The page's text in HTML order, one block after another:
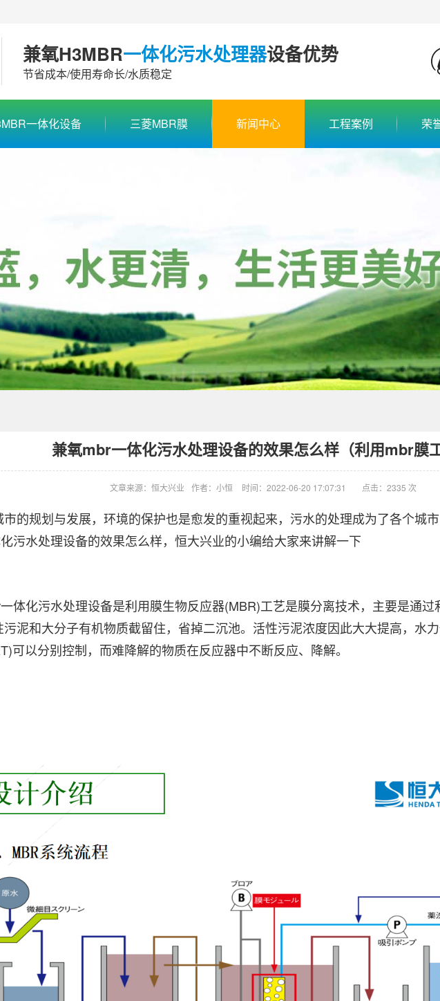
兼氧H3MBR一体化污水处理器设备优势
节省成本/使用寿命长/水质稳定
一体化设备 三菱MBR膜 新闻中心 工程案例 荣
兼氧mbr一体化污水处理设备的效果怎么样（利用mbr膜工
文章来源：恒大兴业 作者：小恒 时间：2022-06-20 17:07:31 点击：2335 次
规划与发展，环境的保护也是愈发的重视起来，污水的处理成为了各个城
污水处理设备的效果怎么样，恒大兴业的小编给大家来讲解一下
体化污水处理设备是利用膜生物反应器(MBR)工艺是膜分离技术，主要是通过
污泥和大分子有机物质截留住，省掉二沉池。活性污泥浓度因此大大提高，水
可以分别控制，而难降解的物质在反应器中不断反应、降解。